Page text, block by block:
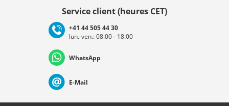
Deutschland Österreich
Nederland Italia (Italiano) Italien (Deutsch)
Service client (heures CET)
+41 44 505 44 30
lun.-ven.: 08:00 - 18:00
WhatsApp
E-Mail